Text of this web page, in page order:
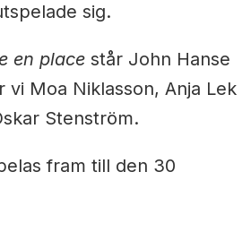
sig.
en placestår John Hanse
vi Moa Niklasson, Anja Lek
Stenström.
fram till den 30